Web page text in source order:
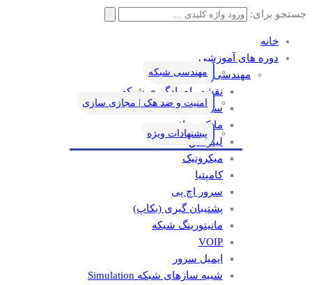
جستجو برای:
خانه
دوره های آموزشی
مهندسی شبکه
نقشه راه یادگیری شبکه
سیسکو
مایکروسافت
لینوکس
میکروتیک
کامپتیا
سرور اچ پی
پشتیبان گیری (بکاپ)
مانيتورينگ شبکه
VOIP
ایمیل سرور
شبیه سازهای شبکه Simulation
مهندسی شبکه
امنیت و ضد هک | مجازی سازی
پیشنهادات ویژه